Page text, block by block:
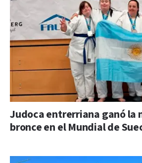
Judoca entrerriana ganó la
bronce en el Mundial de